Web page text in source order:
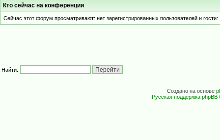
Кто сейчас на конференции
Сейчас этот форум просматривают: нет зарегистрированных пользователей и гости:
Найти:
Создано на основе
Русская поддержка phpBB